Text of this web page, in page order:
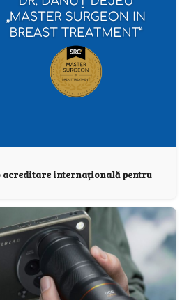
acreditare internațională pentru